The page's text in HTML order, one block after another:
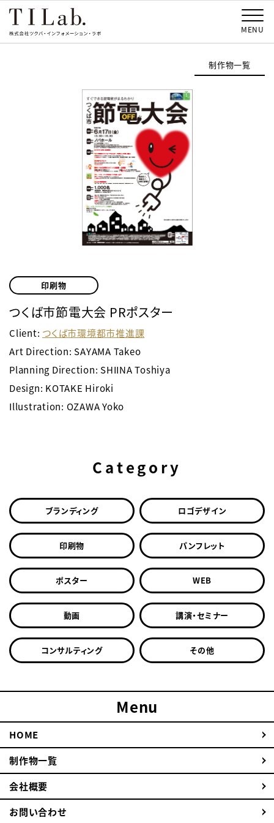
MENU
印刷物
つくば市節電大会 PRポスター
Client: つくば市環境都市推進課
Art Direction: SAYAMA Takeo
Planning Direction: SHIINA Toshiya
Design: KOTAKE Hiroki
Illustration: OZAWA Yoko
制作物一覧
Category
ブランディング ロゴデザイン
印刷物 パンフレット
ポスター WEB
動画 講演・セミナー
コンサルティング その他
Menu
HOME
制作物一覧
会社概要
お問い合わせ